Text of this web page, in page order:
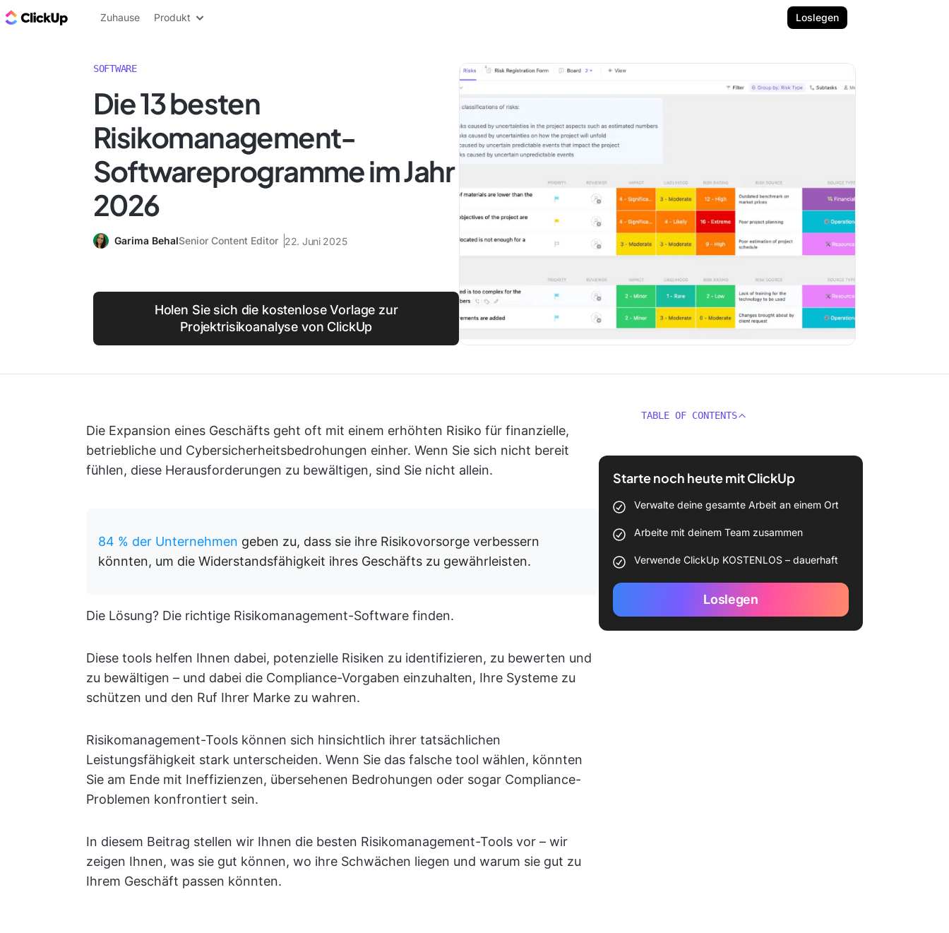
ClickUp Blog
Zuhause Produkt Loslegen
SOFTWARE
Die 13 besten
Risikomanagement-
Softwareprogramme im Jahr
2026
Garima BehalSenior Content Editor 22. Juni 2025
Holen Sie sich die kostenlose Vorlage zur
Projektrisikoanalyse von ClickUp
Die Expansion eines Geschäfts geht oft mit einem erhöhten Risiko für finanzielle,
betriebliche und Cybersicherheitsbedrohungen einher. Wenn Sie sich nicht bereit
fühlen, diese Herausforderungen zu bewältigen, sind Sie nicht allein.
84 % der Unternehmen geben zu, dass sie ihre Risikovorsorge verbessern
könnten, um die Widerstandsfähigkeit ihres Geschäfts zu gewährleisten.
Die Lösung? Die richtige Risikomanagement-Software finden.
Diese tools helfen Ihnen dabei, potenzielle Risiken zu identifizieren, zu bewerten und
zu bewältigen – und dabei die Compliance-Vorgaben einzuhalten, Ihre Systeme zu
schützen und den Ruf Ihrer Marke zu wahren.
Risikomanagement-Tools können sich hinsichtlich ihrer tatsächlichen
Leistungsfähigkeit stark unterscheiden. Wenn Sie das falsche tool wählen, könnten
Sie am Ende mit Ineffizienzen, übersehenen Bedrohungen oder sogar Compliance-
Problemen konfrontiert sein.
In diesem Beitrag stellen wir Ihnen die besten Risikomanagement-Tools vor – wir
zeigen Ihnen, was sie gut können, wo ihre Schwächen liegen und warum sie gut zu
Ihrem Geschäft passen könnten.
TABLE OF CONTENTS
Starte noch heute mit ClickUp
Verwalte deine gesamte Arbeit an einem Ort
Arbeite mit deinem Team zusammen
Verwende ClickUp KOSTENLOS – dauerhaft
Loslegen